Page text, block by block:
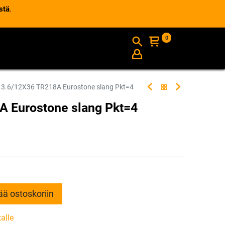
.
INFO
0
12X36 TR218A Eurostone slang Pkt=4
Eurostone slang Pkt=4
ostoskoriin